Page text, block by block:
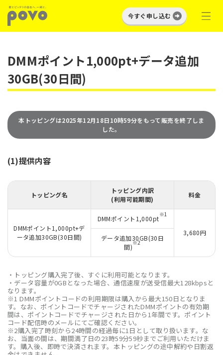
今すぐ申し込む
DMMポイント1,000pt+データ追加
30GB(30日間)
本トッピングは2025年12月18日10時59分をもって販売を終了しま
した。
(1)提供内容
トッピング名
トッピング内訳
(利用可能期間)
料金
DMMポイント1,000pt+デ
ータ追加30GB(30日間)
DMMポイント1,000pt
※1
3,680円
データ追加30GB(30日
間)
※2
・トッピング購入完了後、すぐに利用可能となります。
・データ容量が0GBとなった場合、通信速度が送受信最大128kbpsと
なります。
※1 DMMポイントコードの利用期限は購入から最大150日となりま
す。なお、ポイントコードでチャージされたDMMポイントの有効期
間は、ポイントコードでチャージされた日から1年間です。ポイント
コード配信時のメールにてご確認ください。
※2購入完了時刻から24時間の経過毎に1日として取り扱います。な
お、当面の間は、期間満了日の23時59分59秒までご利用いただけま
す。購入後、即時で決済されます。本トッピングの途中解約や日割返